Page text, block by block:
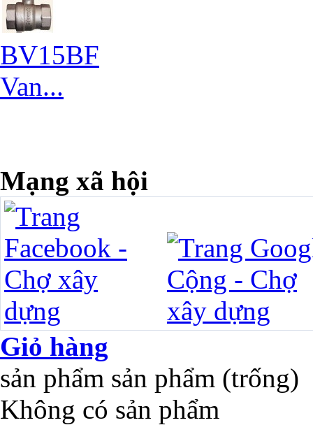
BV15BF
Van...
Mạng xã hội
Giỏ hàng
sản phẩm sản phẩm (trống)
Không có sản phẩm